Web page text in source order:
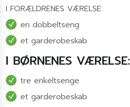
I FORÆLDRENES VÆRELSE:
en dobbeltseng
et garderobeskab
I BØRNENES VÆRELSE:
tre enkeltsenge
et garderobeskab